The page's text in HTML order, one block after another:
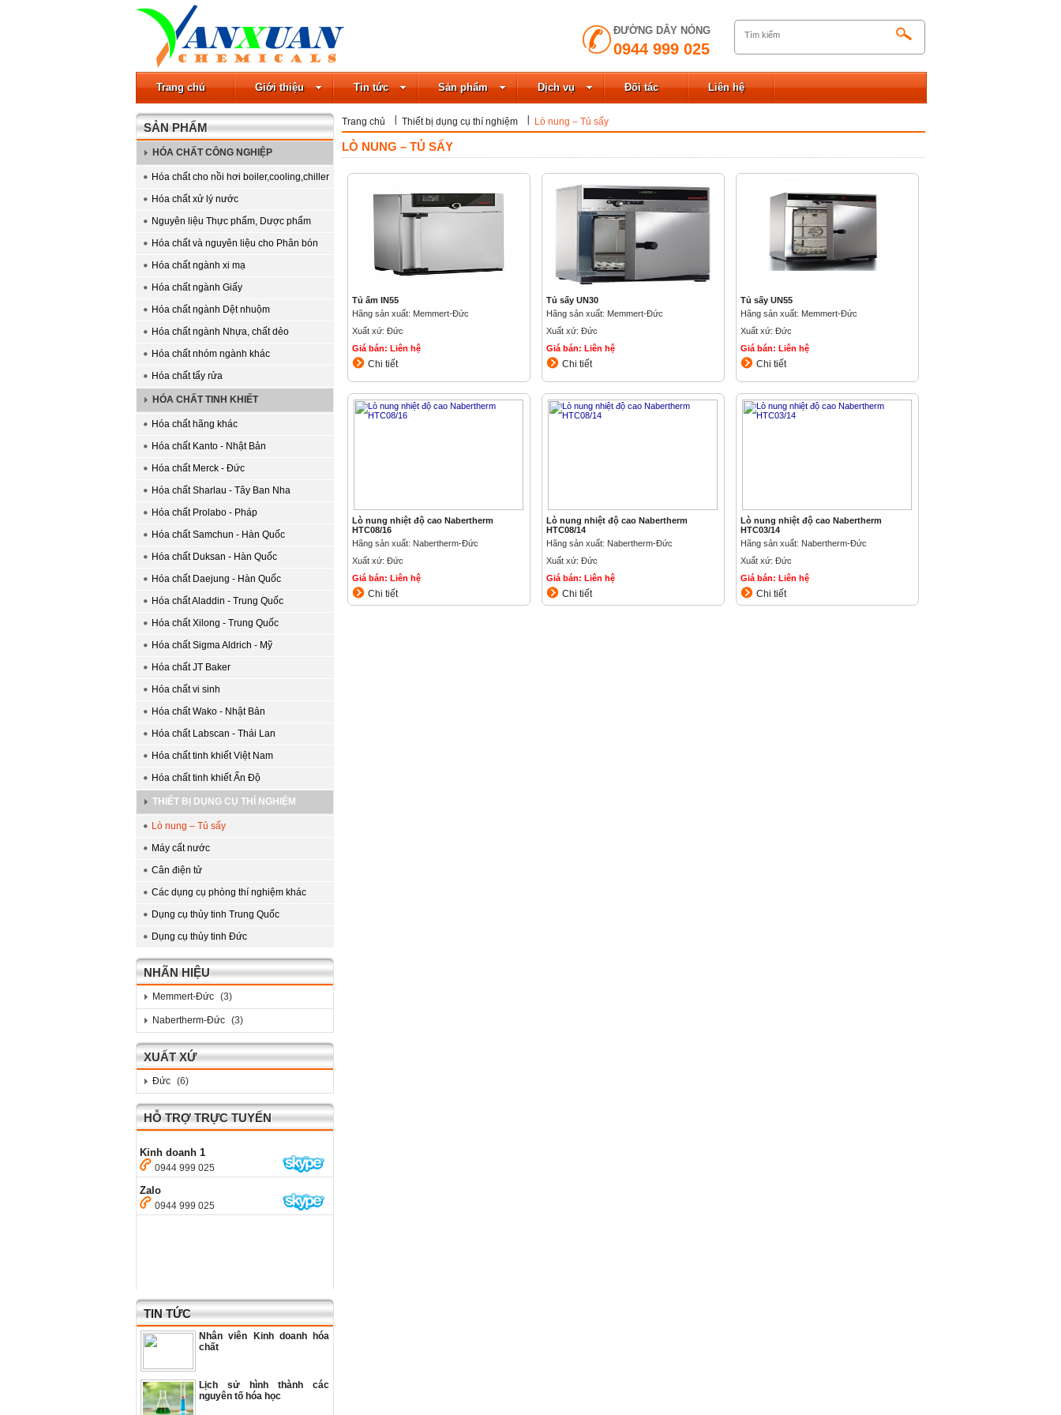
ÐƯỜNG DÂY NÓNG
0944 999 025
Trang chủ Giới thiệu Tin tức Sản phẩm Dịch vụ Đối tác Liên hệ
SẢN PHẨM
HÓA CHẤT CÔNG NGHIỆP
Hóa chất cho nồi hơi boiler,cooling,chiller
Hóa chất xử lý nước
Nguyên liệu Thực phẩm, Dược phẩm
Hóa chất và nguyên liệu cho Phân bón
Hóa chất ngành xi mạ
Hóa chất ngành Giấy
Hóa chất ngành Dệt nhuộm
Hóa chất ngành Nhựa, chất dẻo
Hóa chất nhóm ngành khác
Hóa chất tẩy rửa
HÓA CHẤT TINH KHIẾT
Hóa chất hãng khác
Hóa chất Kanto - Nhật Bản
Hóa chất Merck - Đức
Hóa chất Sharlau - Tây Ban Nha
Hóa chất Prolabo - Pháp
Hóa chất Samchun - Hàn Quốc
Hóa chất Duksan - Hàn Quốc
Hóa chất Daejung - Hàn Quốc
Hóa chất Aladdin - Trung Quốc
Hóa chất Xilong - Trung Quốc
Hóa chất Sigma Aldrich - Mỹ
Hóa chất JT Baker
Hóa chất vi sinh
Hóa chất Wako - Nhật Bản
Hóa chất Labscan - Thái Lan
Hóa chất tinh khiết Việt Nam
Hóa chất tinh khiết Ấn Độ
THIẾT BỊ DỤNG CỤ THÍ NGHIỆM
Lò nung – Tủ sấy
Máy cất nước
Cân điện tử
Các dụng cụ phòng thí nghiệm khác
Dụng cụ thủy tinh Trung Quốc
Dụng cụ thủy tinh Đức
NHÃN HIỆU
Memmert-Đức (3)
Nabertherm-Đức (3)
XUẤT XỨ
Đức (6)
HỖ TRỢ TRỰC TUYẾN
Kinh doanh 1
0944 999 025
Zalo
0944 999 025
TIN TỨC
Nhân viên Kinh doanh hóa
chất
Lịch sử hình thành các
nguyên tố hóa học
Trang chủ Thiết bị dụng cụ thí nghiệm Lò nung – Tủ sấy
LÒ NUNG – TỦ SẤY
Tủ ấm IN55
Hãng sản xuất: Memmert-Đức
Xuất xứ: Đức
Giá bán: Liên hệ
Chi tiết
Tủ sấy UN30
Hãng sản xuất: Memmert-Đức
Xuất xứ: Đức
Giá bán: Liên hệ
Chi tiết
Tủ sấy UN55
Hãng sản xuất: Memmert-Đức
Xuất xứ: Đức
Giá bán: Liên hệ
Chi tiết
Lò nung nhiệt độ cao Nabertherm
HTC08/16
Hãng sản xuất: Nabertherm-Đức
Xuất xứ: Đức
Giá bán: Liên hệ
Chi tiết
Lò nung nhiệt độ cao Nabertherm
HTC08/14
Hãng sản xuất: Nabertherm-Đức
Xuất xứ: Đức
Giá bán: Liên hệ
Chi tiết
Lò nung nhiệt độ cao Nabertherm
HTC03/14
Hãng sản xuất: Nabertherm-Đức
Xuất xứ: Đức
Giá bán: Liên hệ
Chi tiết